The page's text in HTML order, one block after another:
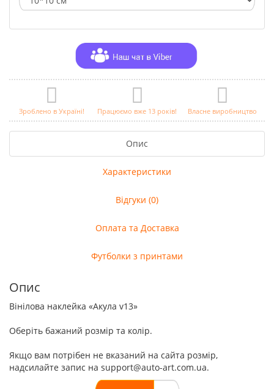
Зроблено в Україні! Працюємо вже 13 років! Власне виробництво
Опис
Характеристики
Відгуки (0)
Оплата та Доставка
Футболки з принтами
Опис
Вінілова наклейка «Акула v13»
Оберіть бажаний розмір та колір.
Якщо вам потрібен не вказаний на сайта розмір,
надсилайте запис на support@auto-art.com.ua.